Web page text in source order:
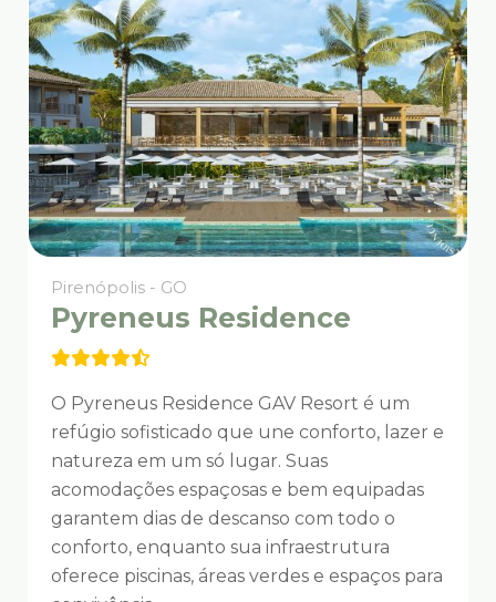
Pirenópolis - GO
Pyreneus Residence
O Pyreneus Residence GAV Resort é um
refúgio sofisticado que une conforto, lazer e
natureza em um só lugar. Suas
acomodações espaçosas e bem equipadas
garantem dias de descanso com todo o
conforto, enquanto sua infraestrutura
oferece piscinas, áreas verdes e espaços para